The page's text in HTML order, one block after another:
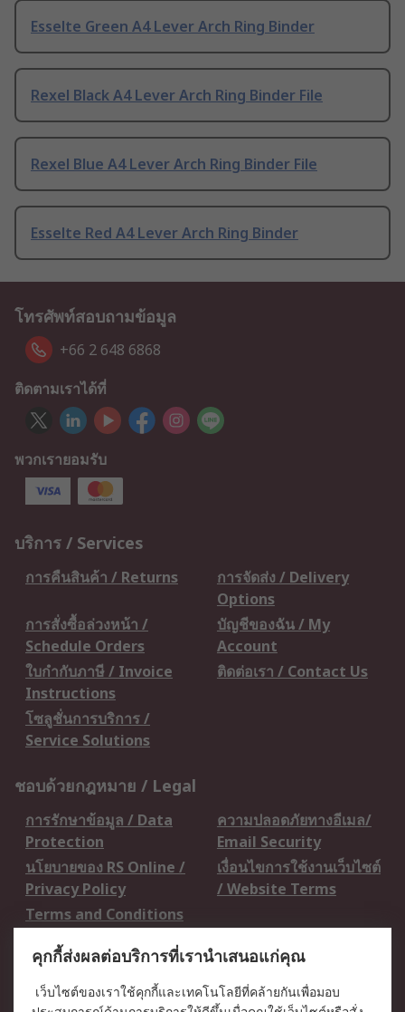
Esselte Green A4 Lever Arch Ring Binder
Rexel Black A4 Lever Arch Ring Binder File
Rexel Blue A4 Lever Arch Ring Binder File
Esselte Red A4 Lever Arch Ring Binder
โทรศัพท์สอบถามข้อมูล
+66 2 648 6868
ติดตามเราได้ที่
พวกเรายอมรับ
บริการ / Services
การคืนสินค้า / Returns
การจัดส่ง / Delivery
Options
การสั่งซื้อล่วงหน้า /
Schedule Orders
บัญชีของฉัน / My
Account
ใบกำกับภาษี / Invoice
Instructions
ติดต่อเรา / Contact Us
โซลูชั่นการบริการ /
Service Solutions
ชอบด้วยกฎหมาย / Legal
การรักษาข้อมูล / Data
Protection
ความปลอดภัยทางอีเมล/
Email Security
นโยบายของ RS Online /
Privacy Policy
เงื่อนไขการใช้งานเว็บไซต์
/ Website Terms
Terms and Conditions
เกี่ยวกับ RS / About RS
คุกกี้ส่งผลต่อบริการที่เรานำเสนอแก่คุณ
เว็บไซต์ของเราใช้คุกกี้และเทคโนโลยีที่คล้ายกันเพื่อมอบ